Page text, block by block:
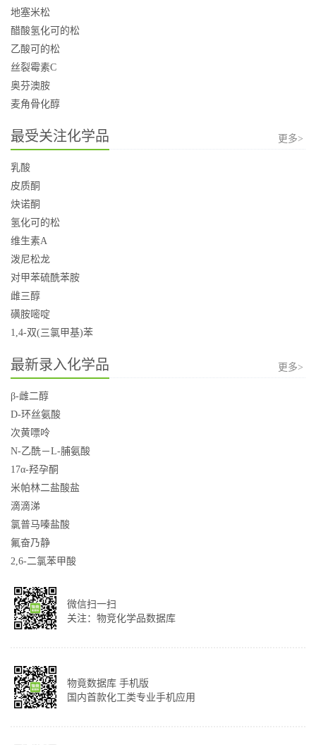
地塞米松
醋酸氢化可的松
乙酸可的松
丝裂霉素C
奥芬澳胺
麦角骨化醇
最受关注化学品 更多>
乳酸
皮质酮
炔诺酮
氢化可的松
维生素A
泼尼松龙
对甲苯硫酰苯胺
雌三醇
磺胺嘧啶
1,4-双(三氯甲基)苯
最新录入化学品 更多>
β-雌二醇
D-环丝氨酸
次黄嘌呤
N-乙酰－L-脯氨酸
17α-羟孕酮
米帕林二盐酸盐
滴滴涕
氯普马嗪盐酸
氟奋乃静
2,6-二氯苯甲酸
微信扫一扫
关注：物竞化学品数据库
物竟数据库 手机版
国内首款化工类专业手机应用